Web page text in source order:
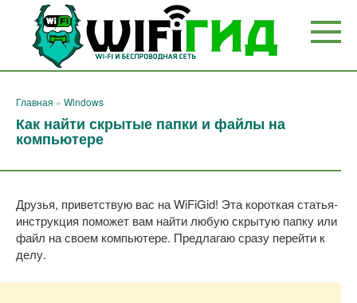
Перейти
контенту
Главная » Windows
Как найти скрытые папки и файлы на
компьютере
Друзья, приветствую вас на WiFiGid! Эта короткая статья-
инструкция поможет вам найти любую скрытую папку или
файл на своем компьютере. Предлагаю сразу перейти к
делу.